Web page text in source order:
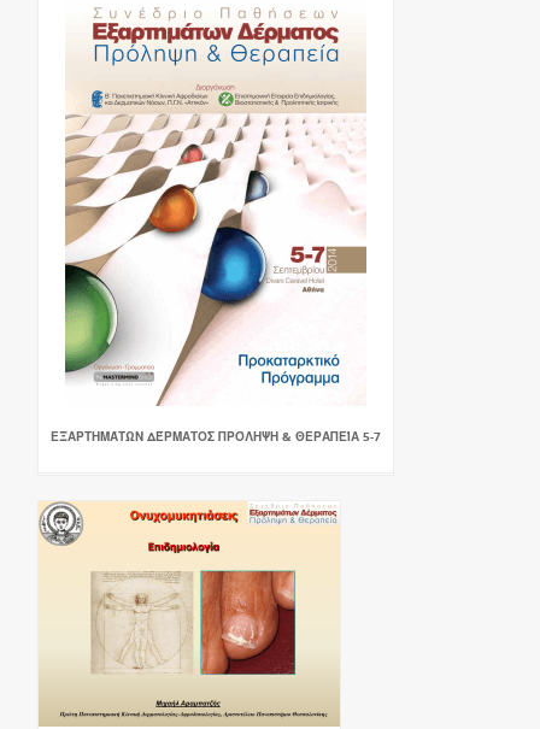
ΕΞΑΡΤΗΜΆΤΩΝ ΔΈΡΜΑΤΟΣ ΠΡΌΛΗΨΗ & ΘΕΡΑΠΕΊΑ 5-7